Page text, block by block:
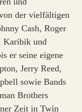
der vielfältigen
Cash, Roger
Karibik und
er seine eigene
Jerry Reed,
sowie Bands
Brothers
Zeit in Twin